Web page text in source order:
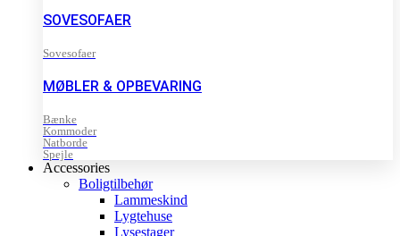
SOVESOFAER
Sovesofaer
MØBLER & OPBEVARING
Bænke
Kommoder
Natborde
Spejle
Accessories
Boligtilbehør
Lammeskind
Lygtehuse
Lysestager